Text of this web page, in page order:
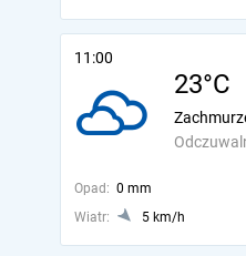
11:00
23°C
Opad: 0 mm
Wiatr:
5 km/h